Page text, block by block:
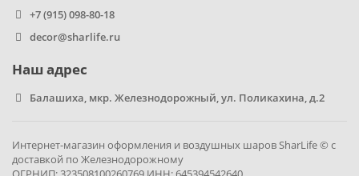
Щенячий патруль
+7 (915) 098-80-18
decor@sharlife.ru
Наш адрес
Балашиха, мкр. Железнодорожный, ул. Поликахина, д.2
Интернет-магазин оформления и воздушных шаров SharLife © с
доставкой по Железнодорожному